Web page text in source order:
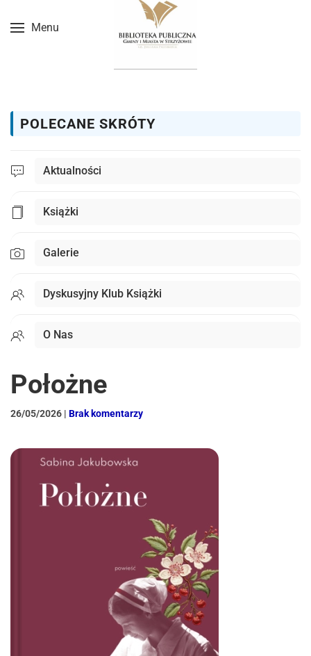
Przejdź do treści głównej
Menu
POLECANE SKRÓTY
Aktualności
Książki
Galerie
Dyskusyjny Klub Książki
O Nas
Położne
26/05/2026 | Brak komentarzydo